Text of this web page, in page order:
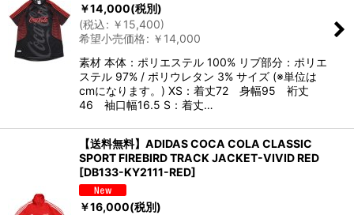
￥14,000(税別)
(税込: ￥ 15,400)
希望小売価格: ￥ 14,000
素材 本体：ポリエステル 100% リブ部分：ポリエ
ステル 97% / ポリウレタン 3% サイズ (※単位は
cmになります。) XS：着丈72 身幅95 裄丈
46 袖口幅16.5 S：着丈…
【送料無料】ADIDAS COCA COLA CLASSIC
SPORT FIREBIRD TRACK JACKET-VIVID RED
[DB133-KY2111-RED]
￥16,000(税別)